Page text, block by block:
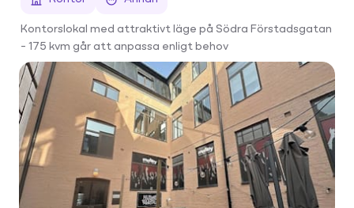
Kontorslokal med attraktivt läge på Södra Förstadsgatan
– 175 kvm går att anpassa enligt behov